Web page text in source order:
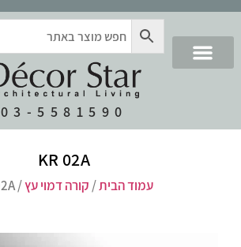
03-5581590
KR 02A
עמוד הבית/ קורה דמוי עץ/ KR 02A